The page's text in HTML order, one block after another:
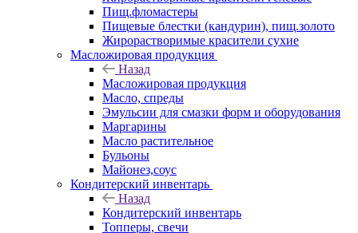
Пищ.фломастеры
Пищевые блестки (кандурин), пищ.золото
Жирорастворимые красители сухие
Масложировая продукция
Назад
Масложировая продукция
Масло, спреды
Эмульсии для смазки форм и оборудования
Маргарины
Масло растительное
Бульоны
Майонез,соус
Кондитерский инвентарь
Назад
Кондитерский инвентарь
Топперы, свечи